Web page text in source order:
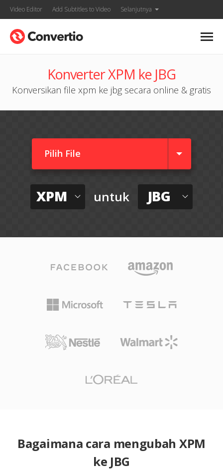
Video Editor Add Subtitles to Video Selanjutnya
Konverter XPM ke JBG
Konversikan file xpm ke jbg secara online & gratis
Pilih File
XPM untuk JBG
Bagaimana cara mengubah XPM
ke JBG